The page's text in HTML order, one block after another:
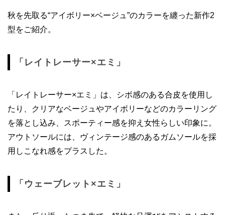
秋を先取る“アイボリー×ベージュ”のカラーを纏った新作2
型をご紹介。
「レイトレーサー×エミ」
「レイトレーサー×エミ」は、シボ感のある合皮を使用し
たり、クリアなベージュやアイボリーなどのカラーリング
を落とし込み、スポーティー感を抑え女性らしい印象に。
アウトソールには、ヴィンテージ感のあるガムソールを採
用しこなれ感をプラスした。
「ウェーブレット×エミ」